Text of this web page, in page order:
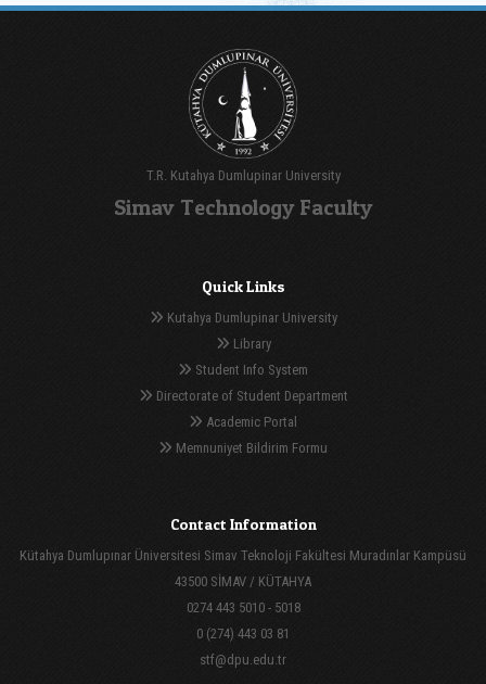
T.R. Kutahya Dumlupinar University
Simav Technology Faculty
Quick Links
Kutahya Dumlupinar University
Library
Student Info System
Directorate of Student Department
Academic Portal
Memnuniyet Bildirim Formu
Contact Information
Kütahya Dumlupınar Üniversitesi Simav Teknoloji Fakültesi Muradınlar Kampüsü
43500 SİMAV / KÜTAHYA
0274 443 5010 - 5018
0 (274) 443 03 81
stf@dpu.edu.tr